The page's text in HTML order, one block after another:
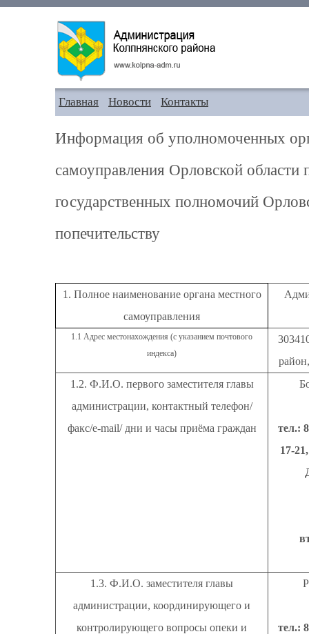
Главная Новости Контакты
Информация об уполномоченных
самоуправления Орловской
государственных полномочий
попечительству
1. Полное наименование органа местного
самоуправления
1.1 Адрес местонахождения (с указанием почтового
индекса)
1.2. Ф.И.О. первого заместителя главы
администрации, контактный телефон/
факс/е-mail/ дни и часы приёма граждан тел.:
17-
1.3. Ф.И.О. заместителя главы
администрации, координирующего и
контролирующего вопросы опеки и
тел.: